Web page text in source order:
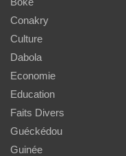
Conakry
Culture
Dabola
Economie
Education
Faits Divers
Guéckédou
Guinée